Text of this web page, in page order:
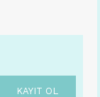
KAYIT OL